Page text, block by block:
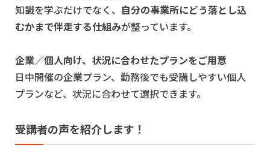
知識を学ぶだけでなく、
自分の事業所にどう落とし込
むかまで伴走する仕組みが整っています。
企業／個人向け、状況に合わせたプランをご用意
日中開催の企業プラン、勤務後でも受講しやすい個人
プランなど、状況に合わせて選択できます。
受講者の声を紹介します！